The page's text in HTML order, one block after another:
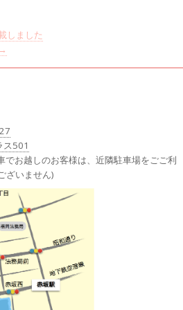
しました
→
ス501
でお越しのお客様は、近隣駐車場をごご利
ざいません)